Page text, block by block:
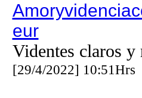
eur
Videntes claros y
[29/4/2022] 10:51Hrs